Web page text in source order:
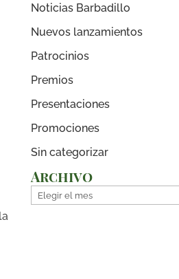
Noticias Barbadillo
Nuevos lanzamientos
Patrocinios
Premios
Presentaciones
Promociones
Sin categorizar
Archivo
Archivo